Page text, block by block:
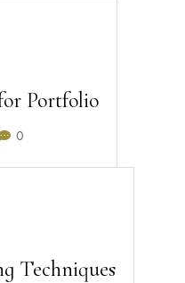
Portfolio
0
Techniques